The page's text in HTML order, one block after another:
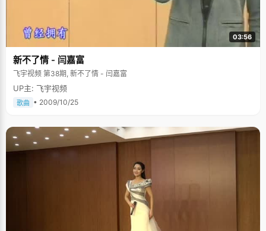
03:56
新不了情 - 闫嘉富
飞宇视频 第38期, 新不了情 - 闫嘉富
UP主: 飞宇视频
歌曲 • 2009/10/25